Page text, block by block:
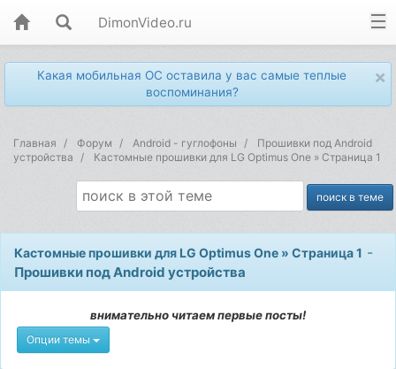
DimonVideo.ru
×
Какая мобильная ОС оставила у вас самые теплые
воспоминания?
Главная Форум Android - гуглофоны
Прошивки под Android
устройства
Кастомные прошивки для LG Optimus One » Страница 1
Кастомные прошивки для LG Optimus One » Страница 1 -
Прошивки под Android устройства
внимательно читаем первые посты!
Опции темы